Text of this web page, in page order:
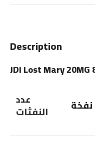
Description
JDI Lost Mary
عدد
النفثات